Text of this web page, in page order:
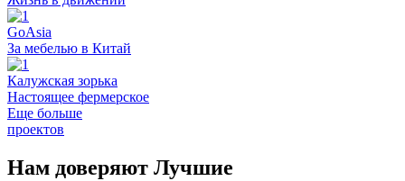
GoAsia
За мебелью в Китай
Калужская зорька
Настоящее фермерское
Еще больше
проектов
Нам доверяют Лучшие